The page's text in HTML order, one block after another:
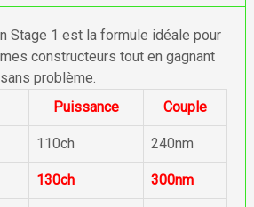
Stage 1 est la formule idéale pour
constructeurs tout en gagnant
problème.
Puissance Couple
110ch 240nm
130ch 300nm